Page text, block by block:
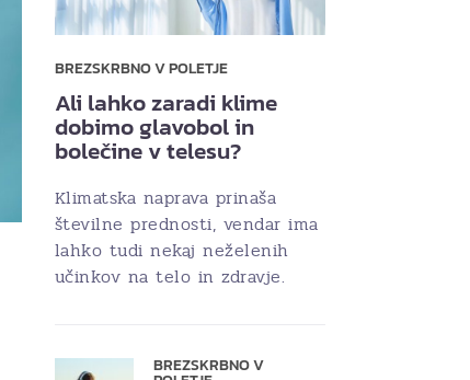
BREZSKRBNO V POLETJE
Ali lahko zaradi klime
dobimo glavobol in
bolečine v telesu?
Klimatska naprava prinaša
številne prednosti, vendar ima
lahko tudi nekaj neželenih
učinkov na telo in zdravje.
BREZSKRBNO V